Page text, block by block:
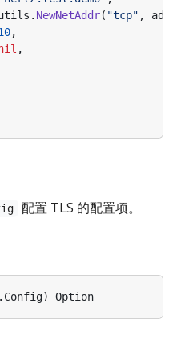
. NewNetAddr( "tcp" ,
,
,
配置 TLS 的配置项。
. Config) Option